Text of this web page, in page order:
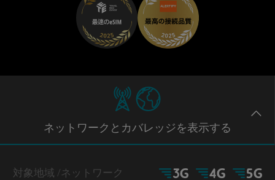
ネットワークとカバレッジを表示する
対象地域 /ネットワーク